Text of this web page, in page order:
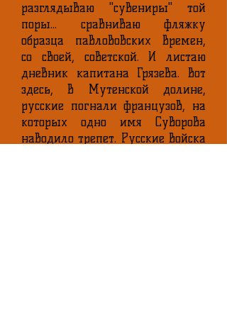
разглядываю "сувениры" той
поры... сравниваю фляжку
образца павлововских времен,
со своей, советской. И листаю
дневник капитана Грязева. Вот
здесь, в Мутенской долине,
русские погнали французов, на
которых одно имя Суворова
наводило трепет. Русские войска